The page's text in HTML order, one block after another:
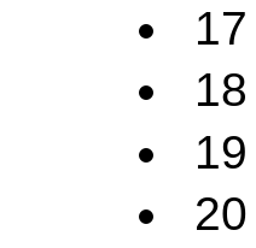
17
18
19
20